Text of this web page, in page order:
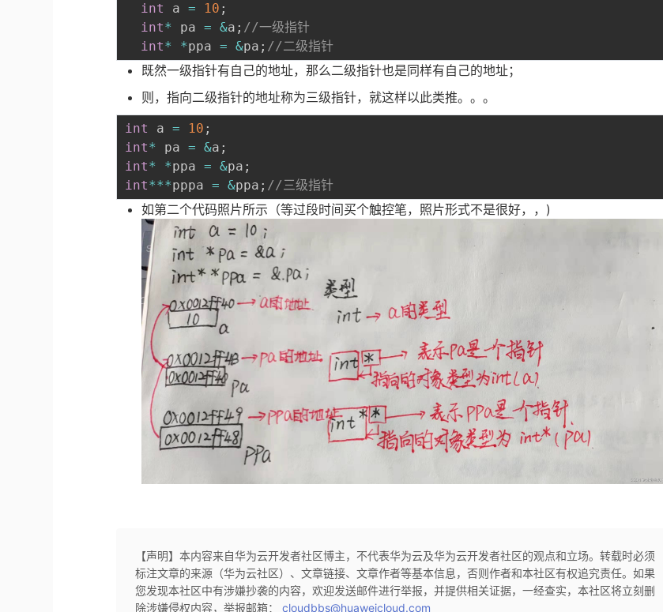
int
a = 10 ;
int* pa = &a ; //一级指针
int* *ppa = &pa ; //二级指针
既然一级指针有自己的地址，那么二级指针也是同样有自己的地址；
则，指向二级指针的地址称为三级指针，就这样以此类推。。。
int a = 10 ;
int* pa = &a ;
int* *ppa = &pa ;
int***pppa = &ppa ; //三级指针
如第二个代码照片所示（等过段时间买个触控笔，照片形式不是很好，，)
【声明】本内容来自华为云开发者社区博主，不代表华为云及华为云开发者社区的观点和立场。转载时必须
标注文章的来源（华为云社区）、文章链接、文章作者等基本信息，否则作者和本社区有权追究责任。如果
您发现本社区中有涉嫌抄袭的内容，欢迎发送邮件进行举报，并提供相关证据，一经查实，本社区将立刻删
除涉嫌侵权内容，举报邮箱：cloudbbs@huaweicloud.com